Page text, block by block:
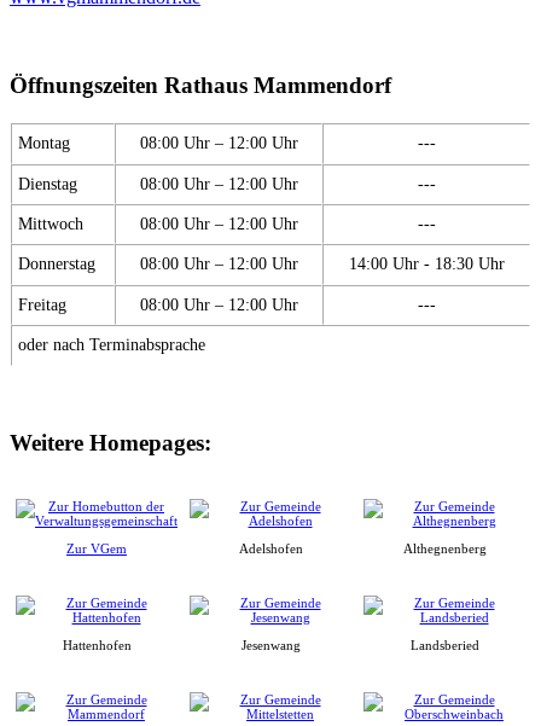
Öffnungszeiten Rathaus Mammendorf
Montag 08:00 Uhr – 12:00 Uhr ---
Dienstag 08:00 Uhr – 12:00 Uhr ---
Mittwoch 08:00 Uhr – 12:00 Uhr ---
Donnerstag 08:00 Uhr – 12:00 Uhr 14:00 Uhr - 18:30 Uhr
Freitag 08:00 Uhr – 12:00 Uhr ---
oder nach Terminabsprache
Weitere Homepages:
Zur VGem Adelshofen Althegnenberg
Hattenhofen Jesenwang Landsberied